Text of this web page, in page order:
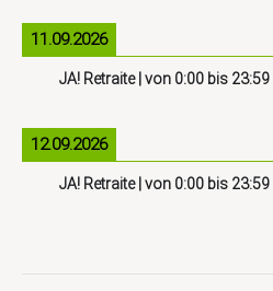
11.09.2026
JA! Retraite| von 0:00 bis 23:59
12.09.2026
JA! Retraite| von 0:00 bis 23:59